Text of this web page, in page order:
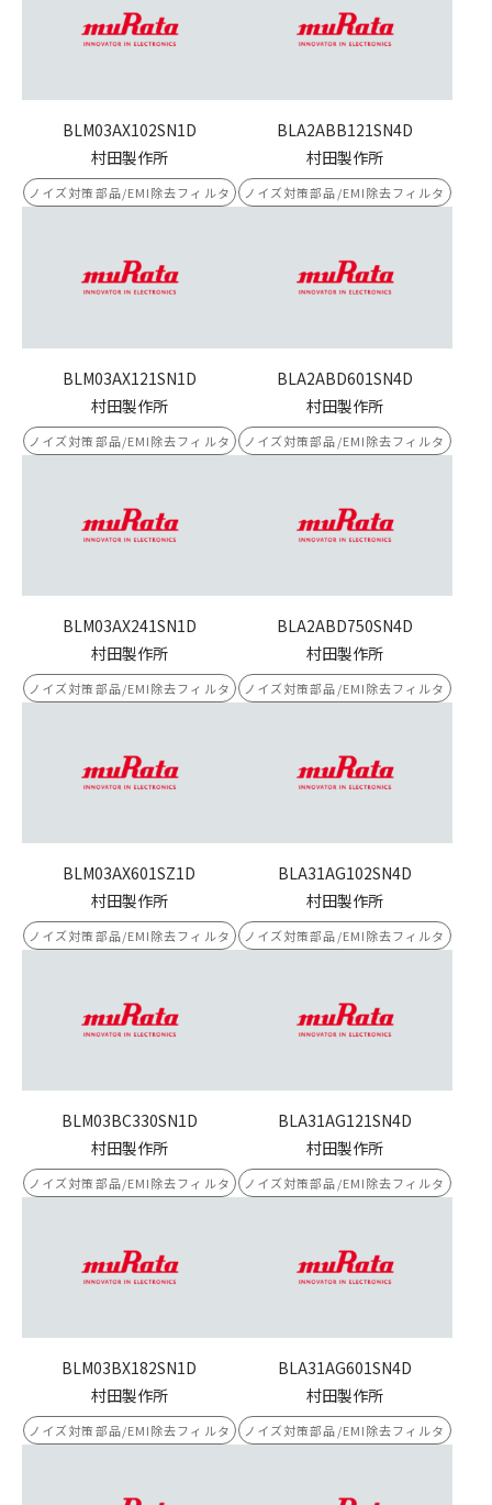
BLM03AX102SN1D
村田製作所
ノイズ対策部品/EMI除去フィルタ
BLA2ABB121SN4D
村田製作所
ノイズ対策部品/EMI除去フィルタ
BLM03AX121SN1D
村田製作所
ノイズ対策部品/EMI除去フィルタ
BLA2ABD601SN4D
村田製作所
ノイズ対策部品/EMI除去フィルタ
BLM03AX241SN1D
村田製作所
ノイズ対策部品/EMI除去フィルタ
BLA2ABD750SN4D
村田製作所
ノイズ対策部品/EMI除去フィルタ
BLM03AX601SZ1D
村田製作所
ノイズ対策部品/EMI除去フィルタ
BLA31AG102SN4D
村田製作所
ノイズ対策部品/EMI除去フィルタ
BLM03BC330SN1D
村田製作所
ノイズ対策部品/EMI除去フィルタ
BLA31AG121SN4D
村田製作所
ノイズ対策部品/EMI除去フィルタ
BLM03BX182SN1D
村田製作所
ノイズ対策部品/EMI除去フィルタ
BLA31AG601SN4D
村田製作所
ノイズ対策部品/EMI除去フィルタ